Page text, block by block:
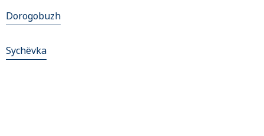
Dorogobuzh
Sychëvka